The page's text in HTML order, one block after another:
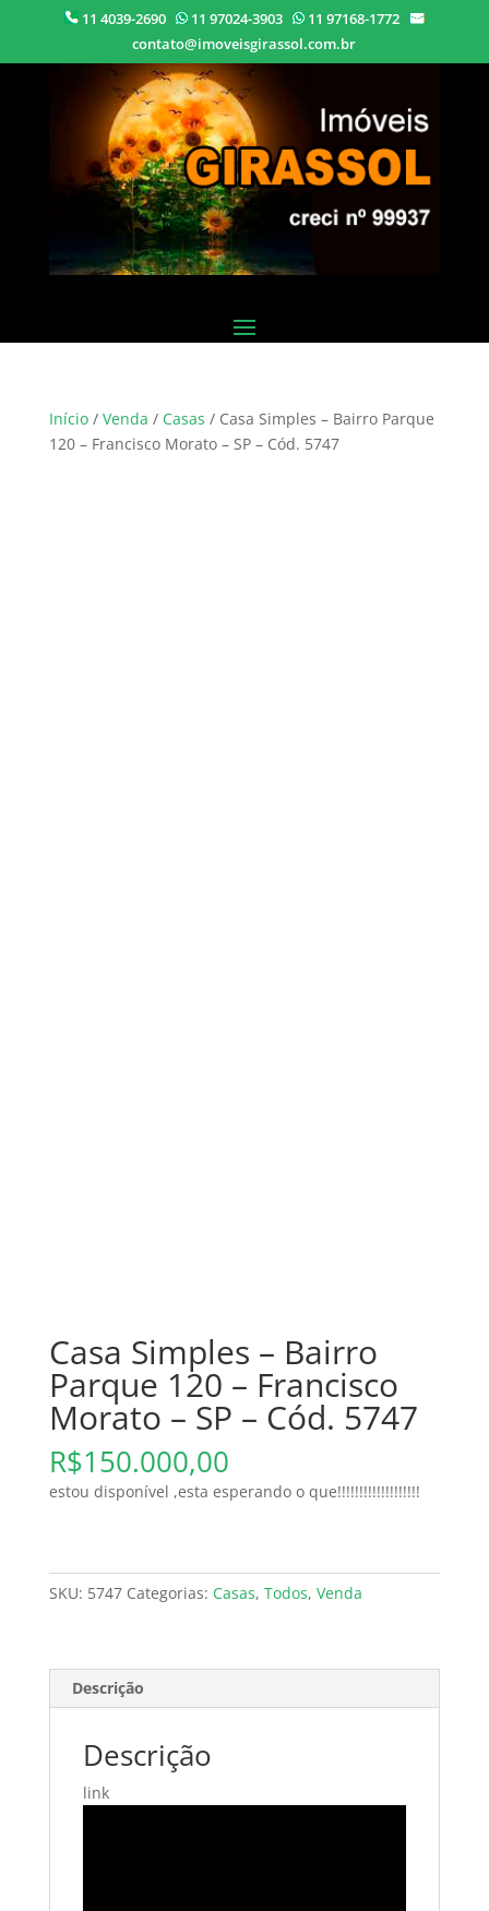
11 4039-2690 11 97024-3903
11 97168-1772
contato@imoveisgirassol.com.br
Início/ Venda / Casas / Casa Simples – Bairro Parque
120 – Francisco Morato – SP – Cód. 5747
Casa Simples – Bairro
Parque 120 – Francisco
Morato – SP – Cód. 5747
R$150.000,00
estou disponível ,esta esperando o que!!!!!!!!!!!!!!!!!!!
SKU: 5747 Categorias: Casas, Todos, Venda
Descrição
Descrição
link